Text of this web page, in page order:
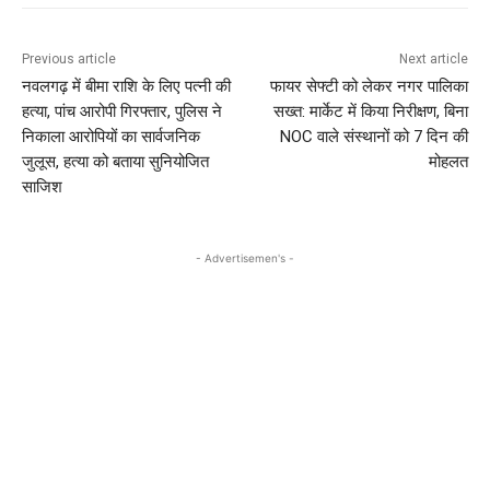
Previous article
नवलगढ़ में बीमा राशि के लिए पत्नी की
हत्या, पांच आरोपी गिरफ्तार, पुलिस ने
निकाला आरोपियों का सार्वजनिक
जुलूस, हत्या को बताया सुनियोजित
साजिश
Next article
फायर सेफ्टी को लेकर नगर पालिका
सख्त: मार्केट में किया निरीक्षण, बिना
NOC वाले संस्थानों को 7 दिन की
मोहलत
- Advertisemen's -